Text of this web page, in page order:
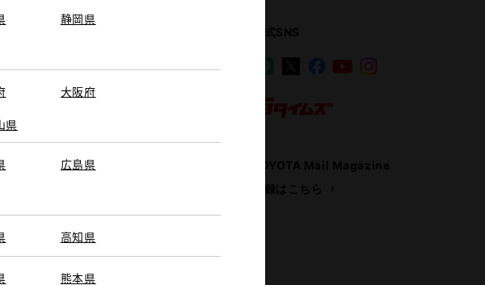
静岡県
大阪府
県
広島県
高知県
熊本県
TOYOTA SHARE
トヨタのau/UQ
公式SNS
LINE Facebook
YouTube
TOYOTA Mail Magazine
登録はこちら
業情報 リコール情報